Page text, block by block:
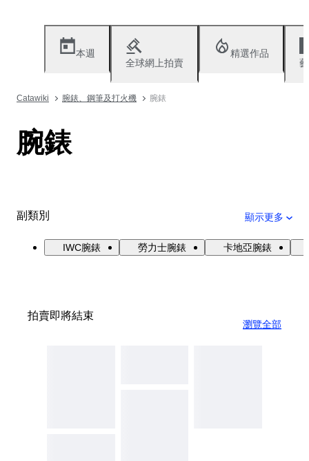
本週
全球網上拍賣
精選作品
Catawiki 腕錶、鋼筆及打火機 腕錶
腕錶
副類別 顯示更多
IWC腕錶 勞力士腕錶 卡地亞腕錶
拍賣即將結束
瀏覽全部